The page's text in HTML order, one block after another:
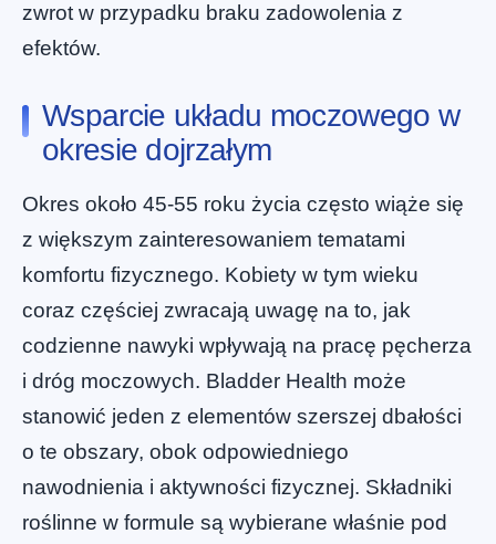
zwrot w przypadku braku zadowolenia z
efektów.
Wsparcie układu moczowego w
okresie dojrzałym
Okres około 45-55 roku życia często wiąże się
z większym zainteresowaniem tematami
komfortu fizycznego. Kobiety w tym wieku
coraz częściej zwracają uwagę na to, jak
codzienne nawyki wpływają na pracę pęcherza
i dróg moczowych. Bladder Health może
stanowić jeden z elementów szerszej dbałości
o te obszary, obok odpowiedniego
nawodnienia i aktywności fizycznej. Składniki
roślinne w formule są wybierane właśnie pod